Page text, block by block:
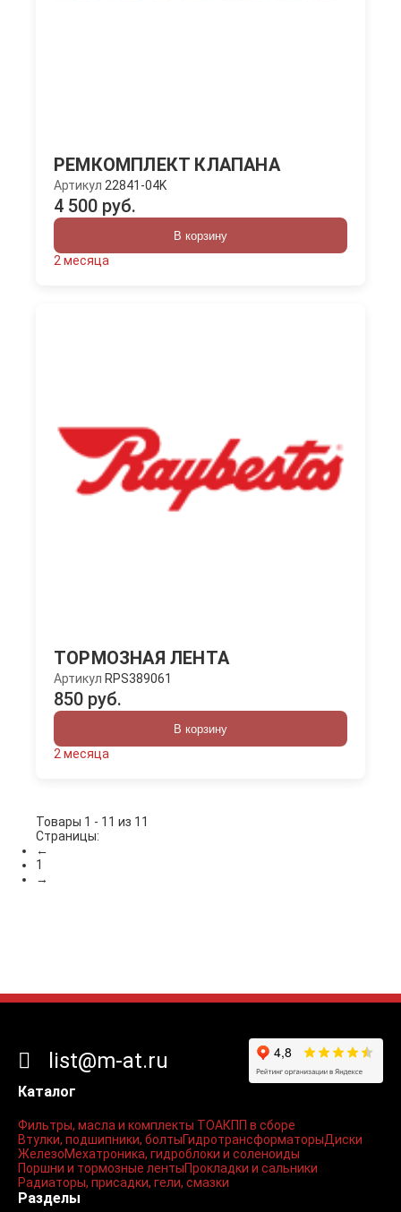
РЕМКОМПЛЕКТ КЛАПАНА
Артикул 22841-04K
4 500 руб.
В корзину
2 месяца
ТОРМОЗНАЯ ЛЕНТА
Артикул RPS389061
850 руб.
В корзину
2 месяца
Товары 1 - 11 из 11
Страницы:
←
1
→
Каталог
Фильтры, масла и комплекты ТОАКПП в сборе
Втулки, подшипники, болтыГидротрансформаторыДиски
ЖелезоМехатроника, гидроблоки и соленоиды
Поршни и тормозные лентыПрокладки и сальники
Радиаторы, присадки, гели, смазки
Разделы
list@m-at.ru